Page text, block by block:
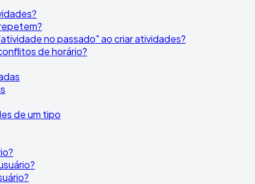
no passado" ao criar atividades?
de horário?
de um tipo